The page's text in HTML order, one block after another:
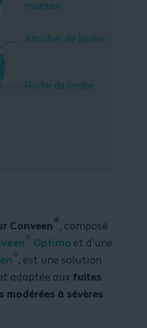
Conveen® , composé
® Optima et d'une
® , est une solution
adaptée aux fuites
à sévères.